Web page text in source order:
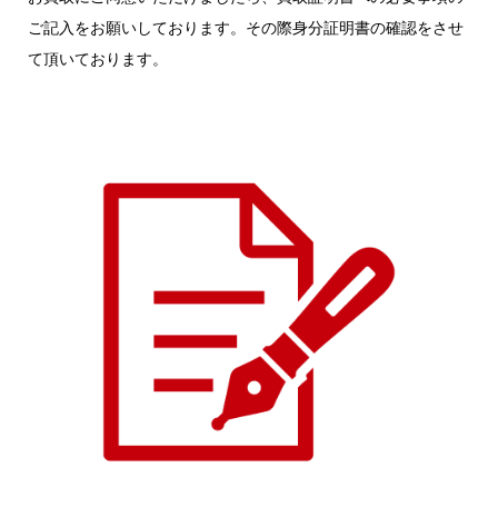
ご記入をお願いしております。 その際身分証明書の確認をさせ
て頂いております。